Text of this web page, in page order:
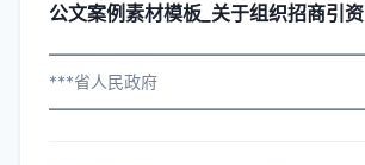
公文案例素材模板_关于组织招商引
***省人民政府